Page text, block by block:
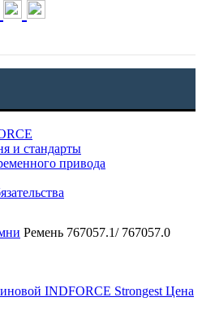
и стандарты
привода
Ремень 767057.1/ 767057.0
INDFORCE Strongest Цена